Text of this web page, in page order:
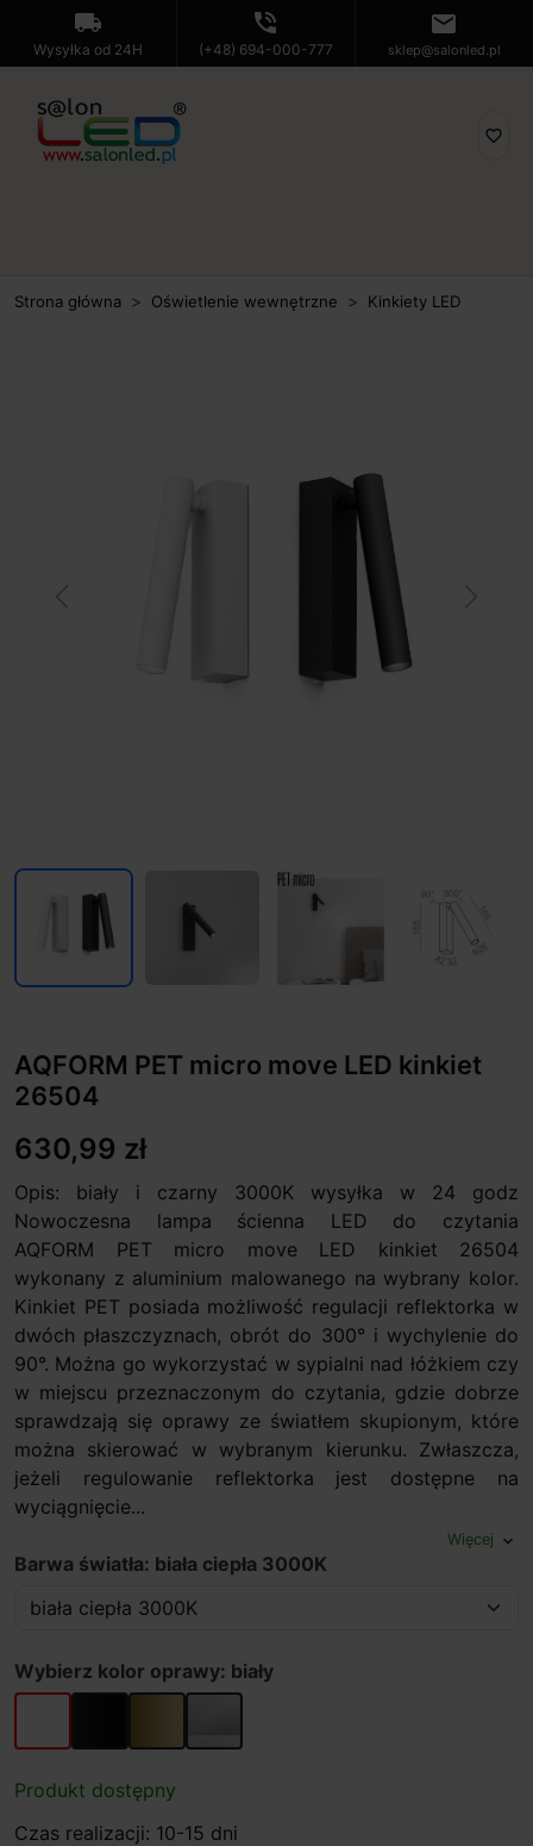
local_shipping
Wysyłka od 24H
phone_in_talk
(+48) 694-000-777
mail
sklep@salonled.pl
favorite_border
Strona główna Oświetlenie wewnętrzne Kinkiety LED
AQFORM PET micro move LED kinkiet
26504
630,99 zł
Opis: biały i czarny 3000K wysyłka w 24 godz
Nowoczesna lampa ścienna LED do czytania
AQFORM PET micro move LED kinkiet 26504
wykonany z aluminium malowanego na wybrany kolor.
Kinkiet PET posiada możliwość regulacji reflektorka w
dwóch płaszczyznach, obrót do 300° i wychylenie do
90°. Można go wykorzystać w sypialni nad łóżkiem czy
w miejscu przeznaczonym do czytania, gdzie dobrze
sprawdzają się oprawy ze światłem skupionym, które
można skierować w wybranym kierunku. Zwłaszcza,
jeżeli regulowanie reflektorka jest dostępne na
wyciągnięcie...
Więcej expand_more
Barwa światła: biała ciepła 3000K
Wybierz kolor oprawy: biały
biały czarnyzłoty szary
Produkt dostępny
Czas realizacji: 10-15 dni